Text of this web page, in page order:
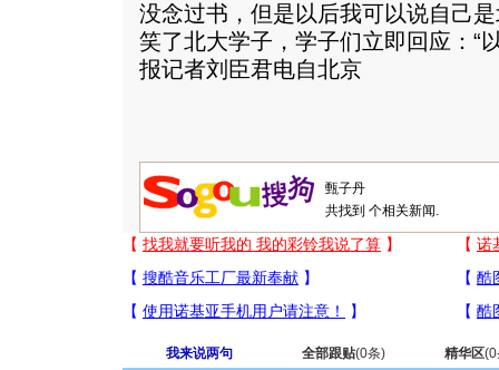
没念过书，但是以后我可以说自己
笑了北大学子，学子们立即回应：“
报记者刘臣君电自北京
共找到 个相关新闻.
我来说两句 全部跟贴(0条) 精华区(0